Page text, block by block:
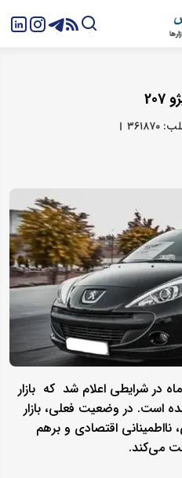
13 اردیبهشت‌ماه در شرایطی اعلام شد که بازار
است. در وضعیت فعلی، بازار
نااطمینانی اقتصادی و برهم
می‌کند.